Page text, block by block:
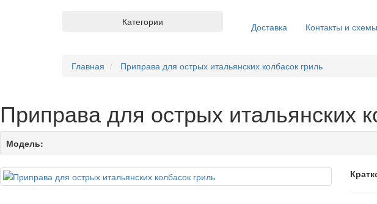
Доставка Контакты и
Категории
Главная Приправа для острых итальянских колбасок гриль
Приправа для острых итальянских
Модель: